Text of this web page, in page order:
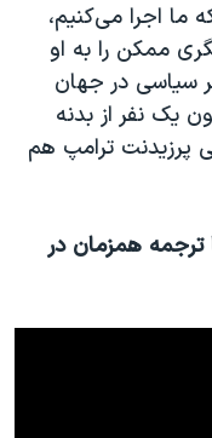
ما اجرا می‌کنیم،
ممکن را به او
سیاسی در جهان
یک نفر از بدنه
ترامپ هم
ترجمه همزمان در